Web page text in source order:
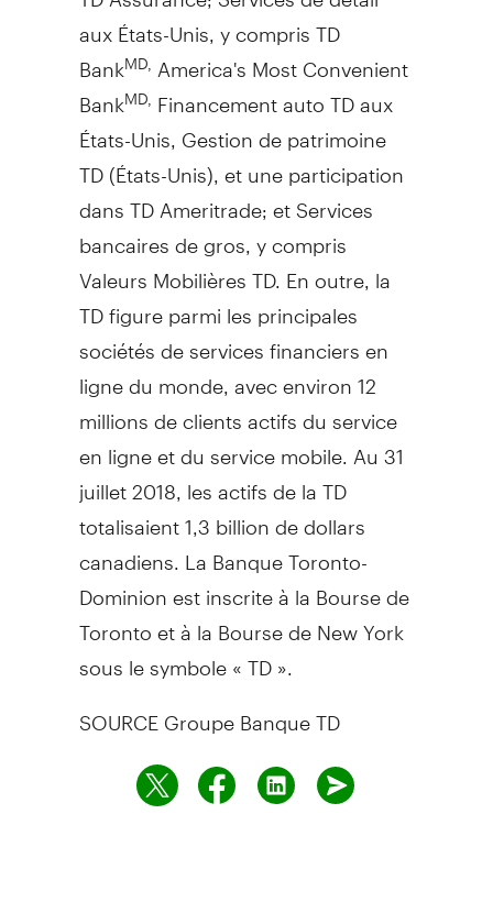
aux États-Unis, y compris TD
BankMD, America's Most Convenient
BankMD, Financement auto TD aux
États-Unis, Gestion depatrimoine
TD (États-Unis), et une participation
dans TD Ameritrade; et Services
bancaires de gros, y compris
Valeurs Mobilières TD. En outre, la
TD figure parmi les principales
sociétés de services financiers en
ligne du monde, avec environ 12
millions de clients actifs du service
en ligne et du service mobile. Au 31
juillet 2018, les actifs de la TD
totalisaient 1,3 billion de dollars
canadiens. La Banque Toronto-
Dominion est inscrite à la Bourse de
Torontoet à la Bourse deNew York
sous le symbole « TD ».
SOURCE Groupe Banque TD